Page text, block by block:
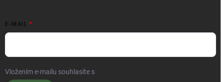
E-MAIL
Vložením e-mailu souhlasíte s